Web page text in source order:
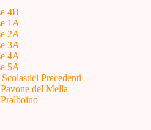
4B
1A
2A
3A
4A
5A
Precedenti
del Mella